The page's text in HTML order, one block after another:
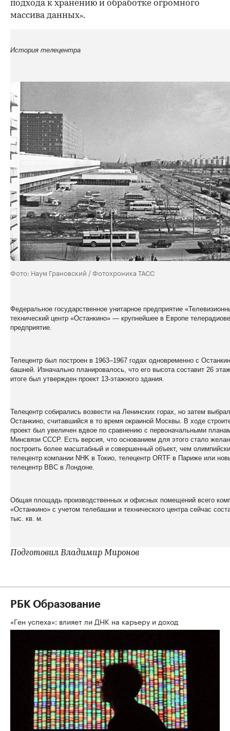
подхода к хранению и обработке огромного
массива данных».
История телецентра
Фото: Наум Грановский / Фотохроника ТАСС
Федеральное государственное унитарное предприятие «
технический центр «Останкино» — крупнейшее в Европе
предприятие.
Телецентр был построен в 1963–1967 годах одновременно с
башней. Изначально планировалось, что его высота составит 26
итоге был утвержден проект 13-этажного здания.
Телецентр собирались возвести на Ленинских горах, но затем
Останкино, считавшийся в то время окраиной Москвы. В ходе
проект был увеличен вдвое по сравнению с первоначальными
Минсвязи СССР. Есть версия, что основанием для этого стало
построить более масштабный и совершенный объект, чем
телецентр компании NHK в Токио, телецентр ORTF в Париже или
телецентр BBC в Лондоне.
Общая площадь производственных и офисных помещений всего
«Останкино» с учетом телебашни и технического центра сейчас
тыс. кв. м.
Подготовил Владимир Миронов
РБК Образование
«Ген успеха»: влияет ли ДНК на карьеру и доход